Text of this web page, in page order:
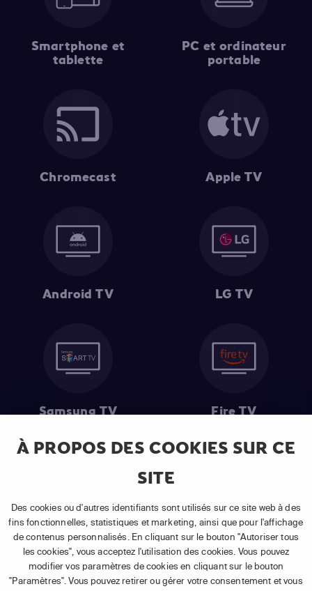
À PROPOS DES COOKIES SUR CE
SITE
Des cookies ou d'autres identifiants sont utilisés sur ce site web à des
fins fonctionnelles, statistiques et marketing, ainsi que pour l'affichage
de contenus personnalisés. En cliquant sur le bouton "Autoriser tous
les cookies", vous acceptez l'utilisation des cookies. Vous pouvez
modifier vos paramètres de cookies en cliquant sur le bouton
"Paramètres". Vous pouvez retirer ou gérer votre consentement et vous
Smartphone et
tablette
PC et ordinateur
portable
Chromecast Apple TV
Android TV LG TV
Samsung TV Fire TV
souscription à un abonnement APP TV Basic.
(2) Prix de l'abonnement : TVA comprise, hors promotion, hors frais
uniques d'activation, hors frais de matériel et hors frais d'installation.
(3) Restart & Replay:Voir toutes les chaînes disposant de cette
fonctionnalité.